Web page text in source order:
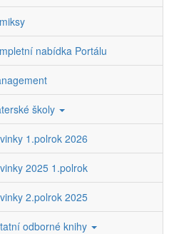
nabídka Portálu
školy
1.polrok 2026
2025 1.polrok
2.polrok 2025
odborné knihy